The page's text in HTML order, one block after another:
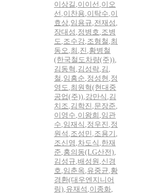
이상길 ,이이선 ,이오
선 ,이찬용,이탁수,이
효상,임용규,전재성 ,
장대성 ,정병호,조병
도,조수강,조형철 ,최
동오,최 ,진 ,황병철
(한국철도차량(주)),
김동혁 ,김성락,김 ,
철 ,임흥순,정성현 ,정
영도,최원혁(현대중
공업(주)),강만식 ,김
치조,김학진 ,문장준,
이영수,이왕희 ,임관
수,임재식 ,정우진 ,정
원석 ,조성민 ,조용기 ,
조신영 ,차도식 ,한재
준,홍의동(LG산전),
김성규,배성원 ,신경
호,임춘옥,유중균,황
경환(대우엔지니어
링),유재석 ,이종화,